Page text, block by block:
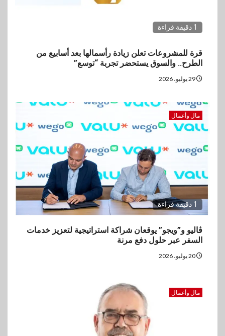
1 دقيقة قراءة
قرة للمشروعات تعلن زيادة رأسمالها بعد أسابيع من
الطرح.. والسوق يستحضر تجربة “توسع”
مال وأعمال
1 دقيقة قراءة
ڤاليو و”ويجو” يوقعان شراكة استراتيجية لتعزيز خدمات
السفر عبر حلول دفع مرنة
مال وأعمال